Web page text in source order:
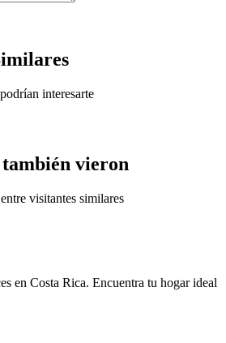
interesarte
vieron
visitantes similares
en Costa Rica. Encuentra tu hogar ideal